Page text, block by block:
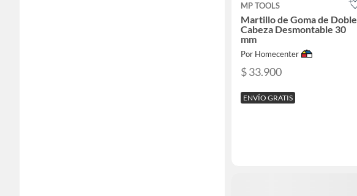
MP TOOLS
Martillo de Goma de Doble
Cabeza Desmontable 30
mm
Por Homecenter
$ 33.900
ENVÍO GRATIS